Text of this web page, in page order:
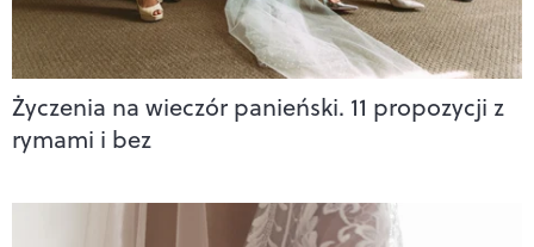
Życzenia na wieczór panieński. 11 propozycji z
rymami i bez